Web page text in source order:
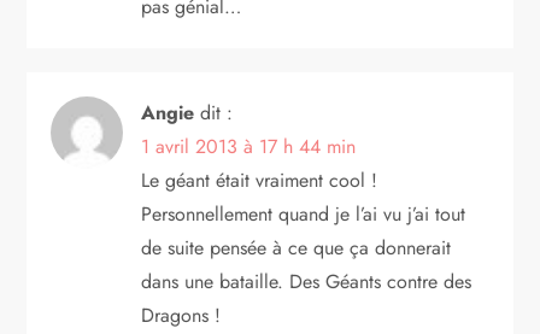
pas génial…
Angie dit :
1 avril 2013 à 17 h 44 min
Le géant était vraiment cool !
Personnellement quand je l’ai vu j’ai tout
de suite pensée à ce que ça donnerait
dans une bataille. Des Géants contre des
Dragons !